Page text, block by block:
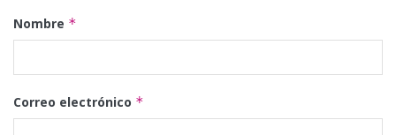
Nombre *
Correo electrónico *